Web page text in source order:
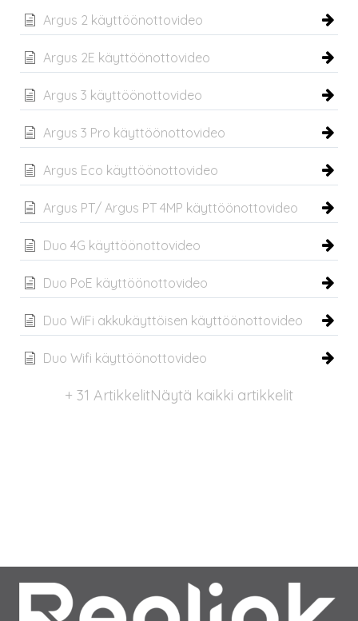
Argus 2 käyttöönottovideo
Argus 2E käyttöönottovideo
Argus 3 käyttöönottovideo
Argus 3 Pro käyttöönottovideo
Argus Eco käyttöönottovideo
Argus PT/ Argus PT 4MP käyttöönottovideo
Duo 4G käyttöönottovideo
Duo PoE käyttöönottovideo
Duo WiFi akkukäyttöisen käyttöönottovideo
Duo Wifi käyttöönottovideo
+ 31 ArtikkelitNäytä kaikki artikkelit